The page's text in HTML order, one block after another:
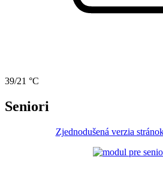
39/21 °C
Seniori
Zjednodušená verzia